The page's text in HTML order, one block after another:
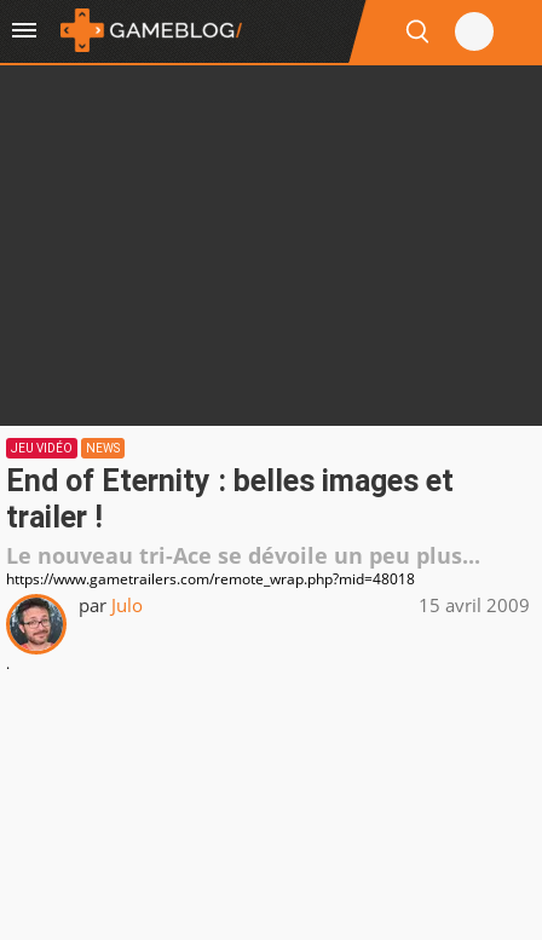
JEU VIDÉO NEWS
End of Eternity : belles images et
trailer !
Le nouveau tri-Ace se dévoile un peu plus...
https://www.gametrailers.com/remote_wrap.php?mid=48018
par Julo 15 avril 2009
.